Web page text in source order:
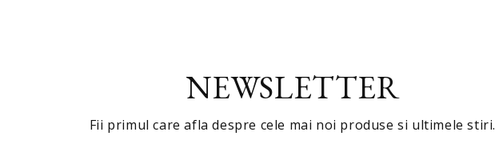
NEWSLETTER
Fii primul care afla despre cele mai noi produse si ultimele stiri.